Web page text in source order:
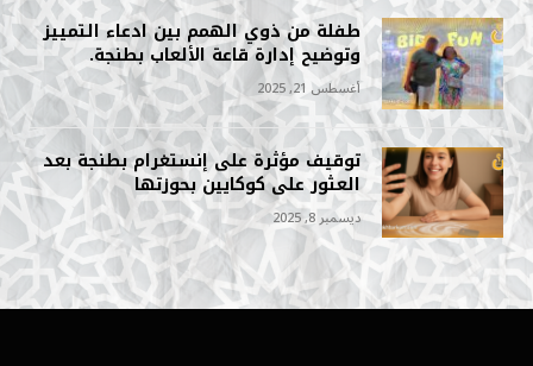
طفلة من ذوي الهمم بين ادعاء التمييز
وتوضيح إدارة قاعة الألعاب بطنجة.
أغسطس 21, 2025
توقيف مؤثرة على إنستغرام بطنجة بعد
العثور على كوكايين بحوزتها
ديسمبر 8, 2025